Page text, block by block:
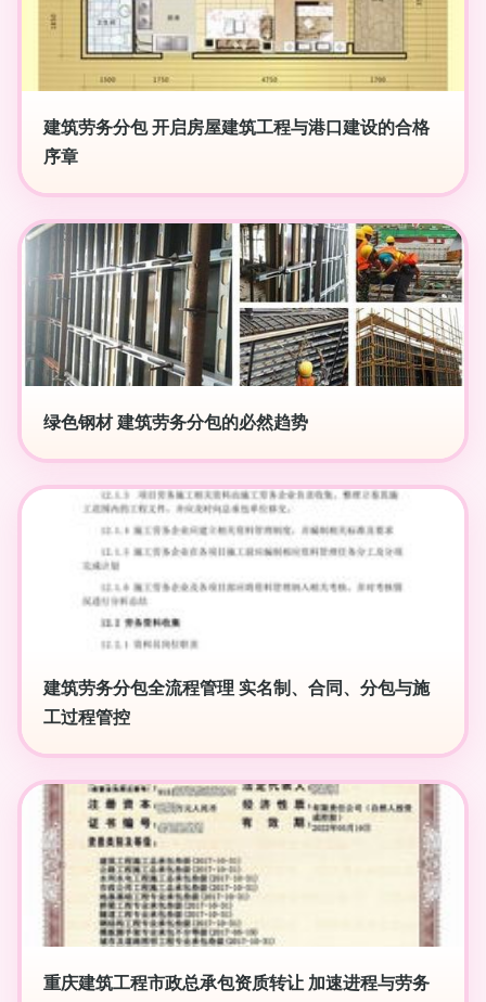
建筑劳务分包 开启房屋建筑工程与港口建设的合格
序章
绿色钢材 建筑劳务分包的必然趋势
建筑劳务分包全流程管理 实名制、合同、分包与施
工过程管控
重庆建筑工程市政总承包资质转让 加速进程与劳务